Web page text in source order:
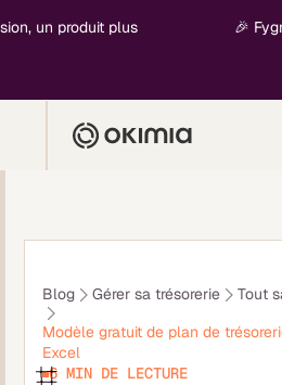
produit plus
🎉 Fygr
Blog Gérer sa trésorerie
Tout
Modèle gratuit de plan de
Excel
6 MIN DE LECTURE